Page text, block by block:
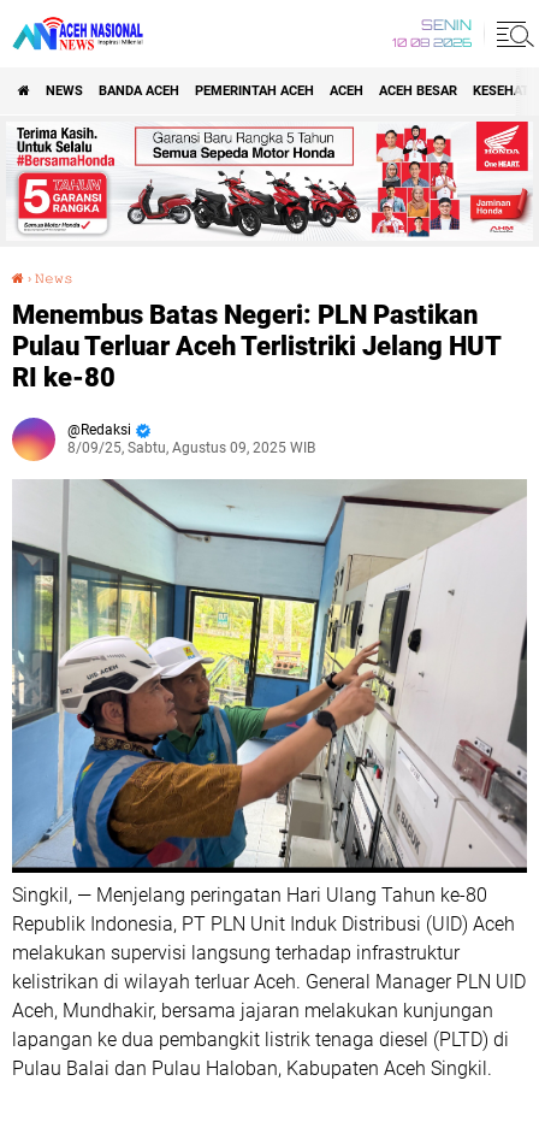
SENIN
10 08 2026
NEWS BANDA ACEH PEMERINTAH ACEH ACEH ACEH BESAR
› 𝙽𝚎𝚠𝚜
Menembus Batas Negeri: PLN Pastikan
Pulau Terluar Aceh Terlistriki Jelang HUT
RI ke-80
Redaksi
8/09/25, Sabtu, Agustus 09, 2025 WIB
Singkil, — Menjelang peringatan Hari Ulang Tahun ke-80
Republik Indonesia, PT PLN Unit Induk Distribusi (UID) Aceh
melakukan supervisi langsung terhadap infrastruktur
kelistrikan di wilayah terluar Aceh. General Manager PLN UID
Aceh, Mundhakir, bersama jajaran melakukan kunjungan
lapangan ke dua pembangkit listrik tenaga diesel (PLTD) di
Pulau Balai dan Pulau Haloban, Kabupaten Aceh Singkil.